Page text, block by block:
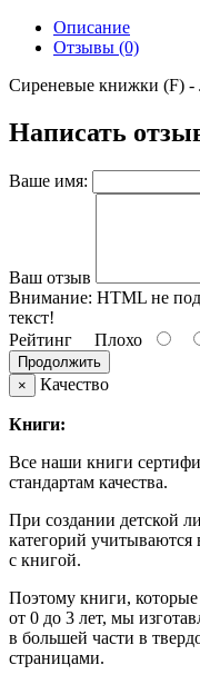
Описание
Отзывы (0)
Сиреневые книжки (F)
Написать
Ваше имя:
Ваш отзыв
Внимание: HTML не
текст!
Рейтинг Плохо
Продолжить
×
Качество
Книги:
Все наши книги
стандартам качества.
При создании детской
категорий учитываются
с книгой.
Поэтому книги, которые
от 0 до 3 лет, мы
в большей части в
страницами.